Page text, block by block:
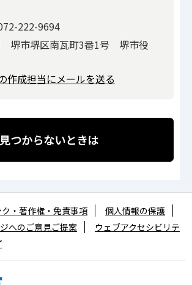
222-9694
堺市堺区南瓦町3番1号 堺市役
作成担当にメールを送る
つからないときは
ク・著作権・免責事項
個人情報の保護
へのご意見ご提案
ウェブアクセシビリテ